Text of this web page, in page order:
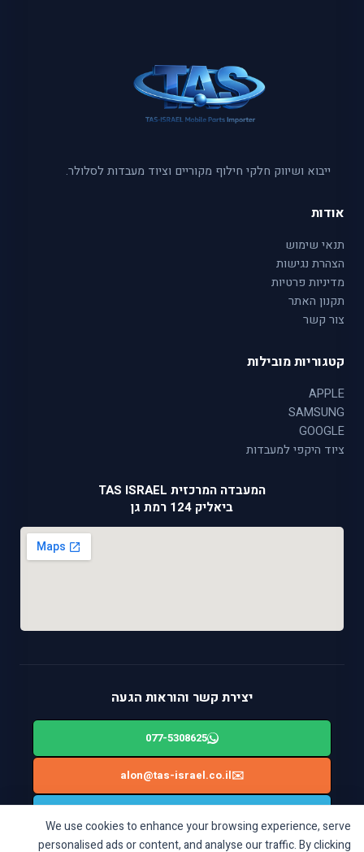
We use cookies to enhance your browsing experience, serve
personalised ads or content, and analyse our traffic. By clicking
ייבוא ושיווק חלקי חילוף מקוריים וציוד מעבדות לסלולר.
אודות
תנאי שימוש
הצהרת נגישות
מדיניות פרטיות
תקנון האתר
צור קשר
קטגוריות מובילות
APPLE
SAMSUNG
GOOGLE
ציוד היקפי למעבדות
המעבדה המרכזית TAS ISRAEL
ביאליק 124 רמת גן
יצירת קשר והוראות הגעה
077-5308625
✉️
alon@tas-israel.co.il